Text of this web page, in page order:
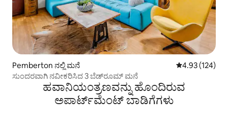
Pemberton ನಲ್ಲಿ ಮನೆ 5 ರಲ್ಲಿ 4.93
4.93 (124)
ಸುಂದರವಾಗಿ ನವೀಕರಿಸಿದ 3 ಬೆಡ್‌ರೂಮ್ ಮನೆ
ಹವಾನಿಯಂತ್ರಣವನ್ನು ಹೊಂದಿರುವ
ಅಪಾರ್ಟ್‌ಮೆಂಟ್‌ ಬಾಡಿಗೆಗಳು